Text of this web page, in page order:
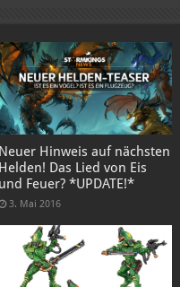
Neuer Hinweis auf nächsten
Helden! Das Lied von Eis
und Feuer? *UPDATE!*
3. Mai 2016